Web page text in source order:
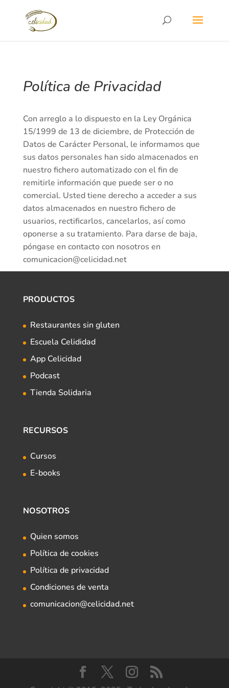
Política de Privacidad
Con arreglo a lo dispuesto en la Ley Orgánica
15/1999 de 13 de diciembre, de Protección de
Datos de Carácter Personal, le informamos que
sus datos personales han sido almacenados en
nuestro fichero automatizado con el fin de
remitirle información que puede ser o no
comercial. Usted tiene derecho a acceder a sus
datos almacenados en nuestro fichero de
usuarios, rectificarlos, cancelarlos, así como
oponerse a su tratamiento. Para darse de baja,
póngase en contacto con nosotros en
comunicacion@celicidad.net
PRODUCTOS
Restaurantes sin gluten
Escuela Celididad
App Celicidad
Podcast
Tienda Solidaria
RECURSOS
Cursos
E-books
NOSOTROS
Quien somos
Política de cookies
Política de privacidad
Condiciones de venta
comunicacion@celicidad.net